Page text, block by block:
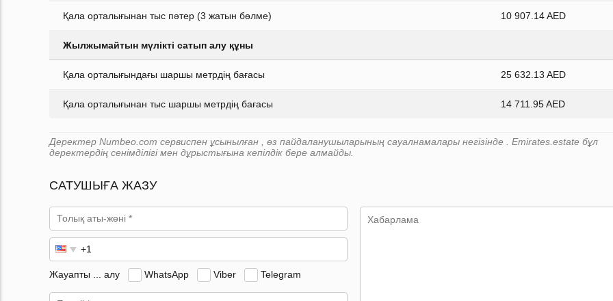
Қала орталығынан тыс пәтер (3 жатын бөлме) 10 907.14 AED
Жылжымайтын мүлікті сатып алу құны
Қала орталығындағы шаршы метрдің бағасы 25 632.13 AED
Қала орталығынан тыс шаршы метрдің бағасы 14 711.95 AED
Деректер Numbeo.com сервиспен ұсынылған , өз пайдаланушыларының сауалнамалары негізінде . Emirates.estate бұл
деректердің сенімділігі мен дұрыстығына кепілдік бере алмайды.
САТУШЫҒА ЖАЗУ
Жауапты ... алу WhatsApp Viber Telegram